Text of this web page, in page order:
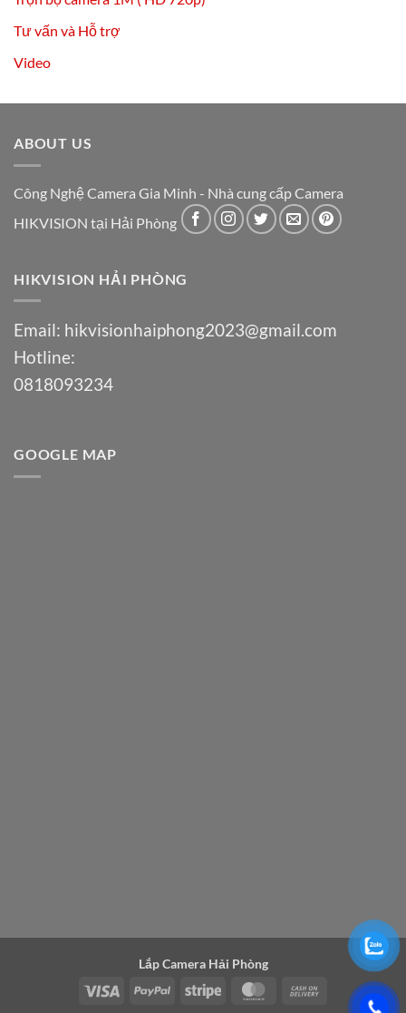
Tư vấn và Hỗ trợ
Video
ABOUT US
Công Nghệ Camera Gia Minh - Nhà cung cấp Camera
HIKVISION tại Hải Phòng
HIKVISION HẢI PHÒNG
Email: hikvisionhaiphong2023@gmail.com
Hotline:
0818093234
GOOGLE MAP
Lắp Camera Hải Phòng
Visa
PayPal Stripe MasterCard